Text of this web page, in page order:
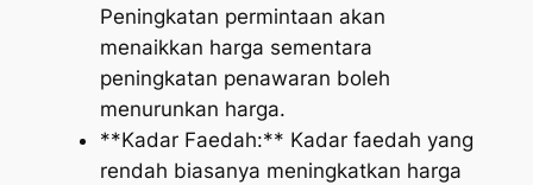
Peningkatan permintaan akan
menaikkan harga sementara
peningkatan penawaran boleh
menurunkan harga.
**Kadar Faedah:** Kadar faedah yang
rendah biasanya meningkatkan harga